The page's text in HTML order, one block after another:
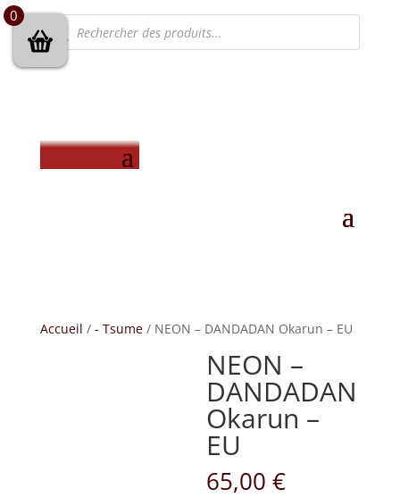
Recherche
de
produits
Accueil / - Tsume/ NEON – DANDADAN Okarun – EU
NEON –
DANDADAN
Okarun –
EU
65,00€
0